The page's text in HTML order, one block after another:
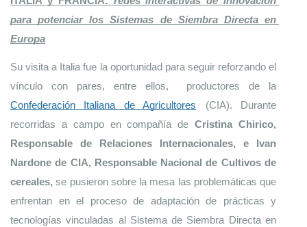
para potenciar los Sistemas de Siembra Directa en
Europa
Su visita a Italia fue la oportunidad para seguir reforzando el
vínculo con pares, entre ellos,  productores de la
Confederación Italiana de Agricultores
(CIA). Durante
recorridas a campo en compañía de Cristina Chirico,
Responsable de Relaciones Internacionales, e Ivan
Nardone de CIA, Responsable Nacional de Cultivos de
cereales, se pusieron sobre la mesa las problemáticas que
enfrentan en el proceso de adaptación de prácticas y
tecnologías vinculadas al Sistema de Siembra Directa en